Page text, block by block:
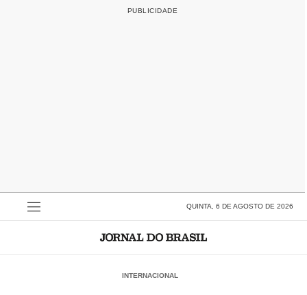
QUINTA, 6 DE AGOSTO DE 2026
INTERNACIONAL